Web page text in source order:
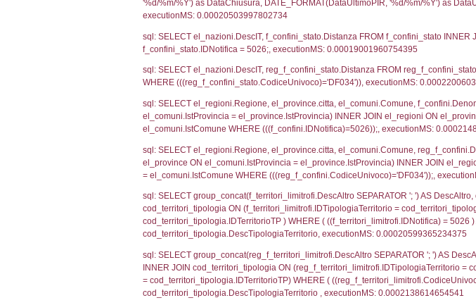
sql: SELECT `tablename`, `userlevelid`,
sql: SELECT a1.RagioneSociale,
n.DataFileNotificaZip FROM notifica n
n.CodiceUnivoco LEFT JOIN el_comuni
WHERE n.IDNotifica = 5026;,
sql: SELECT a1_stabilimento.*,
ComuneSL, el_province_1.citta as
el_comuni.IstComune) LEFT JOIN
el_regioni.IstRegione) LEFT JOIN
a1_stabilimento.IstProvinciaSL =
IDNotifica=5026, executionMS:
sql: SELECT a2p.Cognome, a2p.Nome